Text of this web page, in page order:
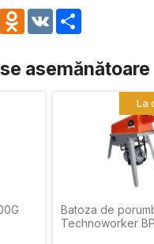
TelegramOdnoklassniki
VK
asemănătoare
Batoza de
Technoworker
La